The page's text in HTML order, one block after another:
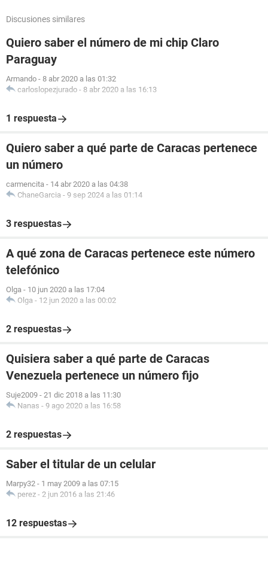
Discusiones similares
Quiero saber el número de mi chip Claro
Paraguay
Armando - 8 abr 2020 a las 01:32
carloslopezjurado - 8 abr 2020 a las 16:13
1 respuesta
Quiero saber a qué parte de Caracas pertenece
un número
carmencita - 14 abr 2020 a las 04:38
ChaneGarcia - 9 sep 2024 a las 01:14
3 respuestas
A qué zona de Caracas pertenece este número
telefónico
Olga - 10 jun 2020 a las 17:04
Olga - 12 jun 2020 a las 00:02
2 respuestas
Quisiera saber a qué parte de Caracas
Venezuela pertenece un número fijo
Suje2009 - 21 dic 2018 a las 11:30
Nanas - 9 ago 2020 a las 16:58
2 respuestas
Saber el titular de un celular
Marpy32 - 1 may 2009 a las 07:15
perez - 2 jun 2016 a las 21:46
12 respuestas